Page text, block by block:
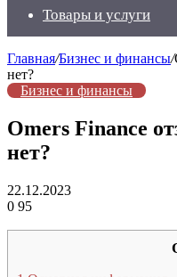
Товары и услуги
Главная/Бизнес и финансы/
нет?
Бизнес и финансы
Omers Finance
нет?
22.12.2023
0 95